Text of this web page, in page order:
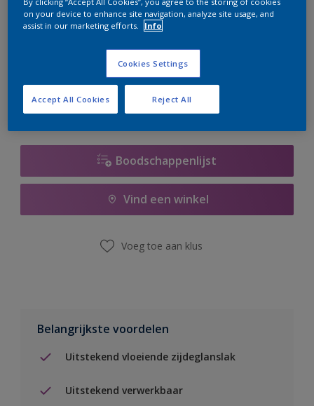
er hard aan om de voorraad aan te vullen.
Boodschappenlijst
Vind een winkel
Voeg toe aan klus
Belangrijkste voordelen
Uitstekend vloeiende zijdeglanslak
Uitstekend verwerkbaar
on your device to enhance site navigation, analyze site usage, and
assist in our marketing efforts.
Info
Cookies Settings
Reject All
Accept All Cookies